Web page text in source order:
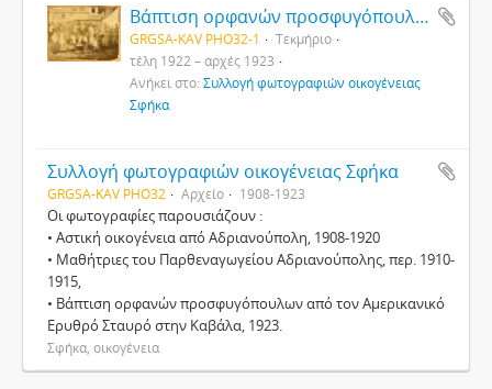
Βάπτιση ορφανών προσφυγόπουλων από τον Αμερικανικό Ερυθρό Σταυρό στην Καβάλα
GRGSA-KAV PHO32-1
Τεκμήριο
τέλη 1922 – αρχές 1923
Ανήκει στο: Συλλογή φωτογραφιών οικογένειας
Σφήκα
Συλλογή φωτογραφιών οικογένειας Σφήκα
GRGSA-KAV PHO32 Αρχείο 1908-1923
Οι φωτογραφίες παρουσιάζουν :
• Αστική οικογένεια από Αδριανούπολη, 1908-1920
• Μαθήτριες του Παρθεναγωγείου Αδριανούπολης, περ. 1910-
1915,
• Βάπτιση ορφανών προσφυγόπουλων από τον Αμερικανικό
Ερυθρό Σταυρό στην Καβάλα, 1923.
Σφήκα, οικογένεια